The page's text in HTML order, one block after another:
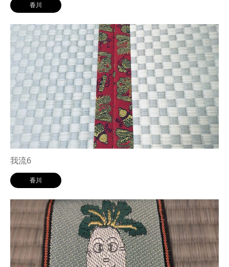
香川
我流6
香川